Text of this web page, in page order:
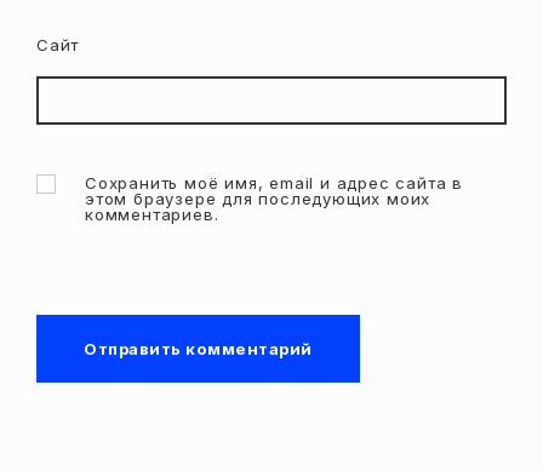
Сайт
Сохранить моё имя, email и адрес сайта в
этом браузере для последующих моих
комментариев.